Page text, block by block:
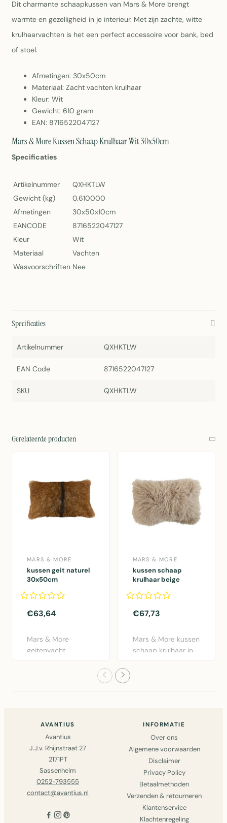
Dit charmante schaapkussen van Mars & More brengt
warmte en gezelligheid in je interieur. Met zijn zachte, witte
krulhaarvachten is het een perfect accessoire voor bank, bed
of stoel.
Afmetingen: 30x50cm
Materiaal: Zacht vachten krulhaar
Kleur: Wit
Gewicht: 610 gram
EAN: 8716522047127
Mars & More Kussen Schaap Krulhaar Wit 30x50cm
Specificaties
Artikelnummer
QXHKTLW
Gewicht (kg)
0.610000
Afmetingen
30x50x10cm
EANCODE
8716522047127
Kleur
Wit
Materiaal
Vachten
Wasvoorschriften Nee
Specificaties
Artikelnummer QXHKTLW
EAN Code 8716522047127
SKU QXHKTLW
Gerelateerde producten
MARS & MORE
kussen geit naturel
30x50cm
€63,64
Mars & More
geitenvacht
MARS & MORE
kussen schaap
krulhaar beige
€67,73
Mars & More kussen
schaap krulhaar in
AVANTIUS
Avantius
J.J.v. Rhijnstraat 27
2171PT
Sassenheim
0252-793555
contact@avantius.nl
INFORMATIE
Over ons
Algemene voorwaarden
Disclaimer
Privacy Policy
Betaalmethoden
Verzenden & retourneren
Klantenservice
Klachtenregeling